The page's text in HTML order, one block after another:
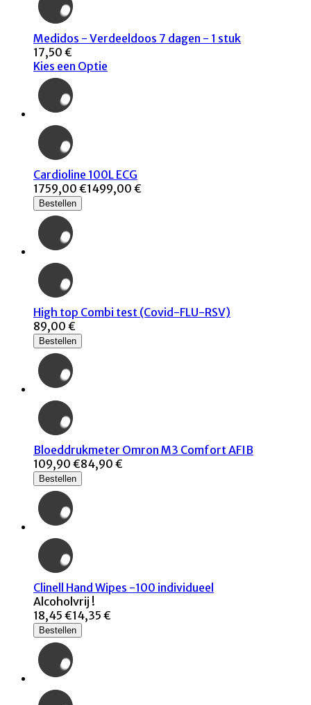
Medidos - Verdeeldoos 7 dagen - 1 stuk
17,50 €
Kies een Optie
Cardioline 100L ECG
1759,00 €1499,00 €
Bestellen
High top Combi test (Covid-FLU-RSV)
89,00 €
Bestellen
Bloeddrukmeter Omron M3 Comfort AFIB
109,90 €84,90 €
Bestellen
Clinell Hand Wipes -100 individueel
Alcoholvrij !
18,45 €14,35 €
Bestellen